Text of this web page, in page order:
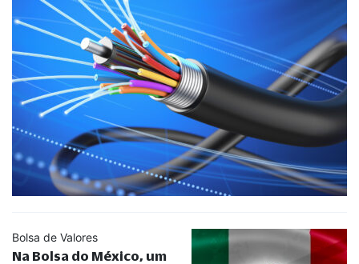
Bolsa de Valores
Na Bolsa do México, um